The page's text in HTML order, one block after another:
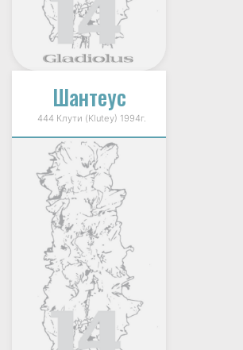
Шантеус
444 Клути (Klutey) 1994г.